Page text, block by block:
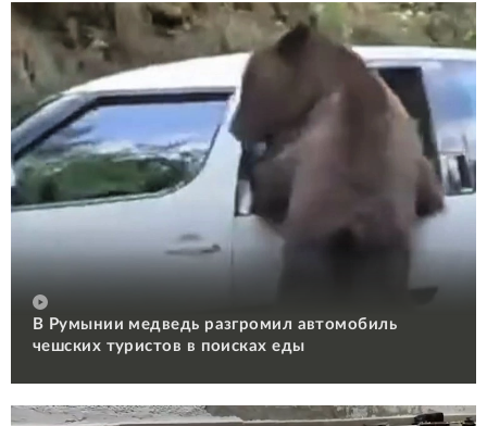
В Румынии медведь разгромил автомобиль
чешских туристов в поисках еды